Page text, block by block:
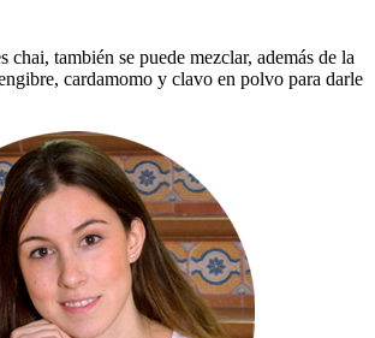
chai, también se puede mezclar, además de la
cardamomo y clavo en polvo para darle